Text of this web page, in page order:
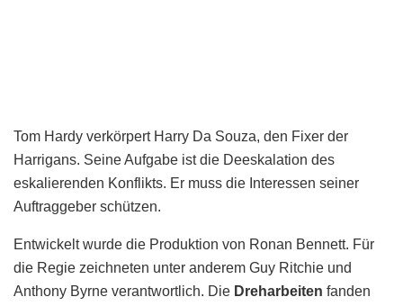
Tom Hardy verkörpert Harry Da Souza, den Fixer der
Harrigans. Seine Aufgabe ist die Deeskalation des
eskalierenden Konflikts. Er muss die Interessen seiner
Auftraggeber schützen.
Entwickelt wurde die Produktion von Ronan Bennett. Für
die Regie zeichneten unter anderem Guy Ritchie und
Anthony Byrne verantwortlich. Die Dreharbeiten fanden